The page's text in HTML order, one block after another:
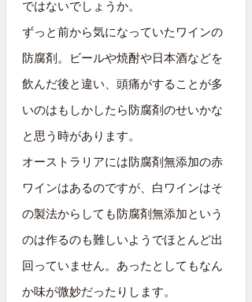
ではないでしょうか。
ずっと前から気になっていたワインの
防腐剤。ビールや焼酎や日本酒などを
飲んだ後と違い、頭痛がすることが多
いのはもしかしたら防腐剤のせいかな
と思う時があります。
オーストラリアには防腐剤無添加の赤
ワインはあるのですが、白ワインはそ
の製法からしても防腐剤無添加という
のは作るのも難しいようでほとんど出
回っていません。あったとしてもなん
か味が微妙だったりします。